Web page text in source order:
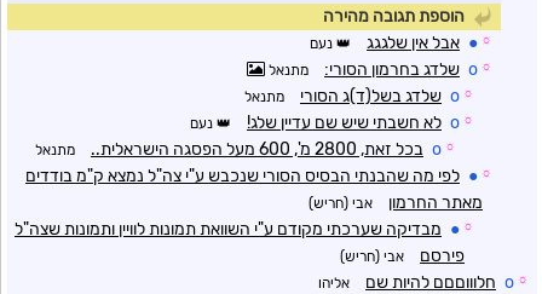
הוספת תגובה מהירה
☼
● אבל אין שלגגג נעם
☼
o שלדג בחרמון הסורי: מתנאל
☼
o שלדג בשל(ד)ג הסורי מתנאל
☼
o לא חשבתי שיש שם עדיין שלג! נעם
☼
o בכל זאת, 2800 מ', 600 מעל הפסגה הישראלית.. מתנאל
☼
● לפי מה שהבנתי הבסיס הסורי שנכבש ע"י צה"ל נמצא ק"מ בודדים
מאתר החרמון
אבי (חריש)
☼
● מבדיקה שערכתי מקודם ע"י השוואת תמונות לוויין ותמונות שצה"ל
פירסם
אבי (חריש)
☼
o חלוווםםם להיות שם אליהו